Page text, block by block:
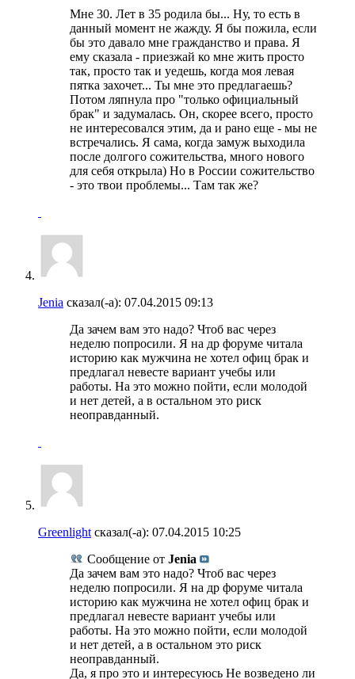
Мне 30. Лет в 35 родила бы... Ну, то есть в
данный момент не жажду. Я бы пожила, если
бы это давало мне гражданство и права. Я
ему сказала - приезжай ко мне жить просто
так, просто так и уедешь, когда моя левая
пятка захочет... Ты мне это предлагаешь?
Потом ляпнула про "только официальный
брак" и задумалась. Он, скорее всего, просто
не интересовался этим, да и рано еще - мы не
встречались. Я сама, когда замуж выходила
после долгого сожительства, много нового
для себя открыла) Но в России сожительство
- это твои проблемы... Там так же?
Jenia сказал(-а): 07.04.2015 09:13
Да зачем вам это надо? Чтоб вас через
неделю попросили. Я на др форуме читала
историю как мужчина не хотел офиц брак и
предлагал невесте вариант учебы или
работы. На это можно пойти, если молодой
и нет детей, а в остальном это риск
неоправданный.
Greenlight сказал(-а): 07.04.2015 10:25
Сообщение от Jenia
Да зачем вам это надо? Чтоб вас через
неделю попросили. Я на др форуме читала
историю как мужчина не хотел офиц брак и
предлагал невесте вариант учебы или
работы. На это можно пойти, если молодой
и нет детей, а в остальном это риск
неоправданный.
Да, я про это и интересуюсь Не возведено ли